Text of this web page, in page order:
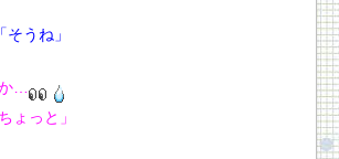
うね」
…
ょっと」